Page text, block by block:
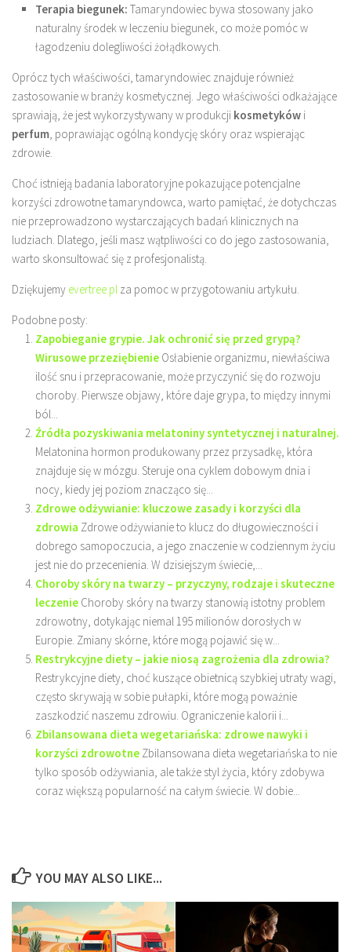
Terapia biegunek: Tamaryndowiec bywa stosowany jako
naturalny środek w leczeniu biegunek, co może pomóc w
łagodzeniu dolegliwości żołądkowych.
Oprócz tych właściwości, tamaryndowiec znajduje również
zastosowanie w branży kosmetycznej. Jego właściwości odkażające
sprawiają, że jest wykorzystywany w produkcji kosmetyków i
perfum, poprawiając ogólną kondycję skóry oraz wspierając
zdrowie.
Choć istnieją badania laboratoryjne pokazujące potencjalne
korzyści zdrowotne tamaryndowca, warto pamiętać, że dotychczas
nie przeprowadzono wystarczających badań klinicznych na
ludziach. Dlatego, jeśli masz wątpliwości co do jego zastosowania,
warto skonsultować się z profesjonalistą.
Dziękujemy evertree.pl za pomoc w przygotowaniu artykułu.
Podobne posty:
Zapobieganie grypie. Jak ochronić się przed grypą?
Wirusowe przeziębienie Osłabienie organizmu, niewłaściwa
ilość snu i przepracowanie, może przyczynić się do rozwoju
choroby. Pierwsze objawy, które daje grypa, to między innymi
ból...
Źródła pozyskiwania melatoniny syntetycznej i naturalnej.
Melatonina hormon produkowany przez przysadkę, która
znajduje się w mózgu. Steruje ona cyklem dobowym dnia i
nocy, kiedy jej poziom znacząco się...
Zdrowe odżywianie: kluczowe zasady i korzyści dla
zdrowia Zdrowe odżywianie to klucz do długowieczności i
dobrego samopoczucia, a jego znaczenie w codziennym życiu
jest nie do przecenienia. W dzisiejszym świecie,...
Choroby skóry na twarzy – przyczyny, rodzaje i skuteczne
leczenie Choroby skóry na twarzy stanowią istotny problem
zdrowotny, dotykając niemal 195 milionów dorosłych w
Europie. Zmiany skórne, które mogą pojawić się w...
Restrykcyjne diety – jakie niosą zagrożenia dla zdrowia?
Restrykcyjne diety, choć kuszące obietnicą szybkiej utraty wagi,
często skrywają w sobie pułapki, które mogą poważnie
zaszkodzić naszemu zdrowiu. Ograniczenie kalorii i...
Zbilansowana dieta wegetariańska: zdrowe nawyki i
korzyści zdrowotne Zbilansowana dieta wegetariańska to nie
tylko sposób odżywiania, ale także styl życia, który zdobywa
coraz większą popularność na całym świecie. W dobie...
YOU MAY ALSO LIKE...